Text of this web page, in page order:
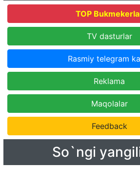
TOP
TV dasturlar
Rasmiy telegram
Reklama
Maqolalar
Feedback
So`ngi